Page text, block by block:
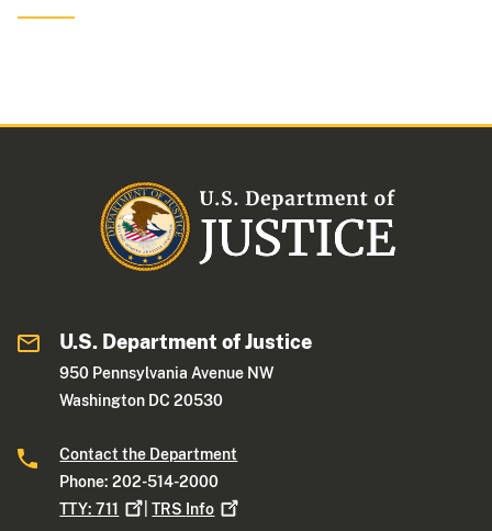
U.S. Department of Justice
950 Pennsylvania Avenue NW
Washington DC 20530
Contact the Department
Phone: 202-514-2000
TTY:711 |TRS Info